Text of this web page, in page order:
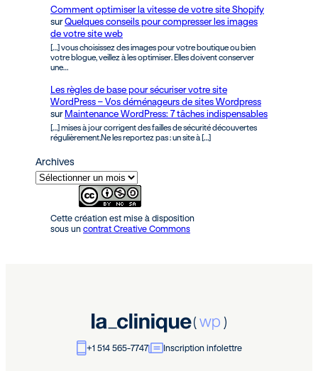
Comment optimiser la vitesse de votre site Shopify
surQuelques conseils pour compresser les images
de votre site web
[…] vous choisissez des images pour votre boutique ou bien
votre blogue, veillez à les optimiser. Elles doivent conserver
une…
Les règles de base pour sécuriser votre site
WordPress – Vos déménageurs de sites Wordpress
sur Maintenance WordPress: 7 tâches indispensables
[…] mises à jour corrigent des failles de sécurité découvertes
régulièrement.Ne les reportez pas : un site à […]
Archives
Cette création est mise à disposition
sous un contrat Creative Commons
+1 514 565-7747 Inscription infolettre